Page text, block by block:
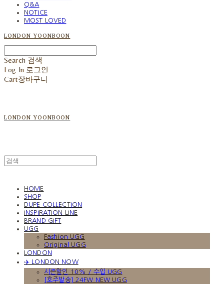
Q&A
NOTICE
MOST LOVED
LONDON YOONBOON
Search 검색
Log In 로그인
Cart장바구니
LONDON YOONBOON
HOME
SHOP
DUPE COLLECTION
INSPIRATION LINE
BRAND GIFT
UGG
Fashion UGG
Original UGG
LONDON
✈️ LONDON NOW
시즌할인 10% / 수입 UGG
[호주발송] 24FW NEW UGG